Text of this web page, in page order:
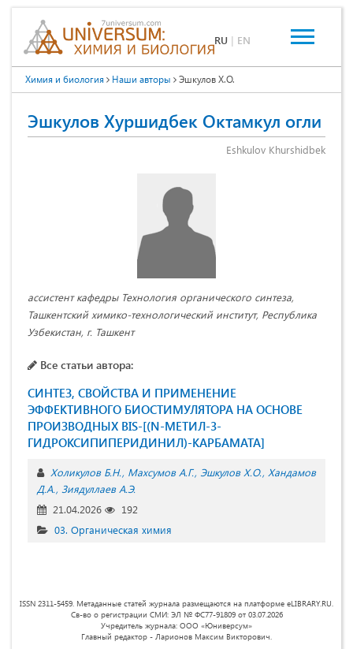
RU | EN
Химия и биология Наши авторы Эшкулов Х.О.
Эшкулов Хуршидбек Октамкул огли
Eshkulov Khurshidbek
ассистент кафедры Технология органического синтеза,
Ташкентский химико-технологический институт, Республика
Узбекистан, г. Ташкент
Все статьи автора:
СИНТЕЗ, СВОЙСТВА И ПРИМЕНЕНИЕ
ЭФФЕКТИВНОГО БИОСТИМУЛЯТОРА НА ОСНОВЕ
ПРОИЗВОДНЫХ BIS-[(N-МЕТИЛ-3-
ГИДРОКСИПИПЕРИДИНИЛ)-КАРБАМАТА]
Холикулов Б.Н. Махсумов А.Г. Эшкулов Х.О. Хaндамов
Д.А. Зиядуллаев А.Э.
21.04.2026
192
03. Органическая химия
ISSN 2311-5459. Метаданные статей журнала размещаются на платформе eLIBRARY.RU.
Св-во о регистрации СМИ: ЭЛ № ФС77-91809 от 03.07.2026
Учредитель журнала: ООО «Юниверсум»
Главный редактор - Ларионов Максим Викторович.